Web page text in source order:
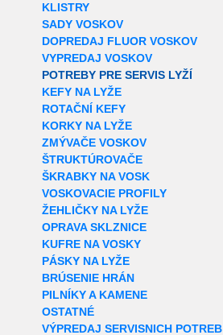
KLISTRY
SADY VOSKOV
DOPREDAJ FLUOR VOSKOV
VYPREDAJ VOSKOV
POTREBY PRE SERVIS LYŽÍ
KEFY NA LYŽE
ROTAČNÍ KEFY
KORKY NA LYŽE
ZMÝVAČE VOSKOV
ŠTRUKTÚROVAČE
ŠKRABKY NA VOSK
VOSKOVACIE PROFILY
ŽEHLIČKY NA LYŽE
OPRAVA SKLZNICE
KUFRE NA VOSKY
PÁSKY NA LYŽE
BRÚSENIE HRÁN
PILNÍKY A KAMENE
OSTATNÉ
VÝPREDAJ SERVISNICH POTREB